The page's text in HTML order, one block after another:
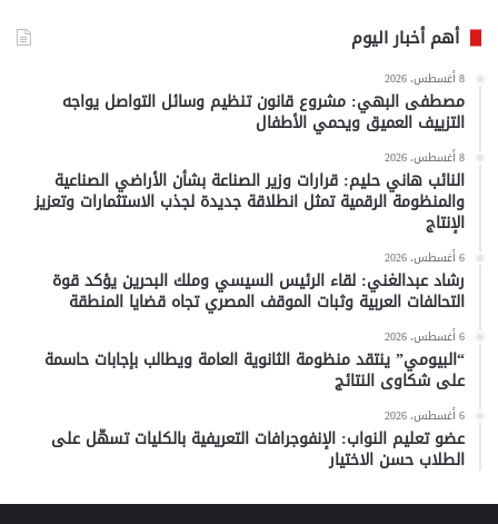
أهم أخبار اليوم
8 أغسطس، 2026
مصطفى البهي: مشروع قانون تنظيم وسائل التواصل يواجه
التزييف العميق ويحمي الأطفال
8 أغسطس، 2026
النائب هاني حليم: قرارات وزير الصناعة بشأن الأراضي الصناعية
والمنظومة الرقمية تمثل انطلاقة جديدة لجذب الاستثمارات وتعزيز
الإنتاج
6 أغسطس، 2026
رشاد عبدالغني: لقاء الرئيس السيسي وملك البحرين يؤكد قوة
التحالفات العربية وثبات الموقف المصري تجاه قضايا المنطقة
6 أغسطس، 2026
“البيومي” ينتقد منظومة الثانوية العامة ويطالب بإجابات حاسمة
على شكاوى النتائج
6 أغسطس، 2026
عضو تعليم النواب: الإنفوجرافات التعريفية بالكليات تسهّل على
الطلاب حسن الاختيار